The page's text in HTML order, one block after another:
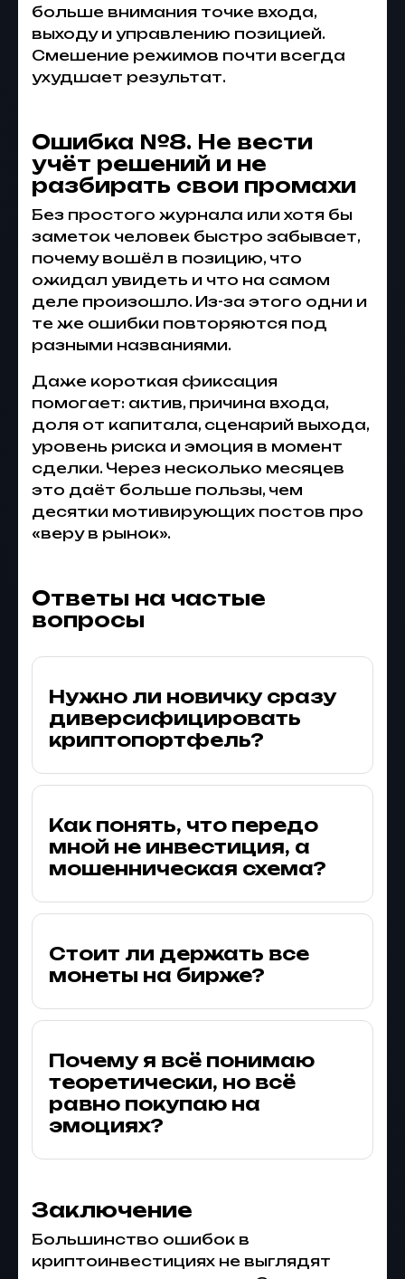
больше внимания точке входа,
выходу и управлению позицией.
Смешение режимов почти всегда
ухудшает результат.
Ошибка №8. Не вести
учёт решений и не
разбирать свои промахи
Без простого журнала или хотя бы
заметок человек быстро забывает,
почему вошёл в позицию, что
ожидал увидеть и что на самом
деле произошло. Из-за этого одни и
те же ошибки повторяются под
разными названиями.
Даже короткая фиксация
помогает: актив, причина входа,
доля от капитала, сценарий выхода,
уровень риска и эмоция в момент
сделки. Через несколько месяцев
это даёт больше пользы, чем
десятки мотивирующих постов про
«веру в рынок».
Ответы на частые
вопросы
Нужно ли новичку сразу
диверсифицировать
криптопортфель?
Как понять, что передо
мной не инвестиция, а
мошенническая схема?
Стоит ли держать все
монеты на бирже?
Почему я всё понимаю
теоретически, но всё
равно покупаю на
эмоциях?
Заключение
Большинство ошибок в
криптоинвестициях не выглядят